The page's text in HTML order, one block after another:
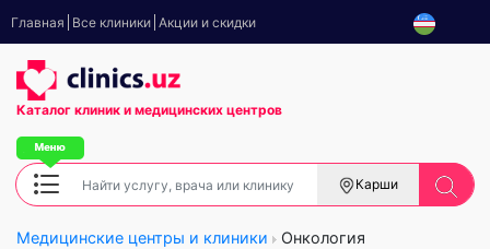
Главная Все клиники Акции и скидки
Каталог клиник и медицинских центров
Карши
Медицинские центры и клиники Онкология